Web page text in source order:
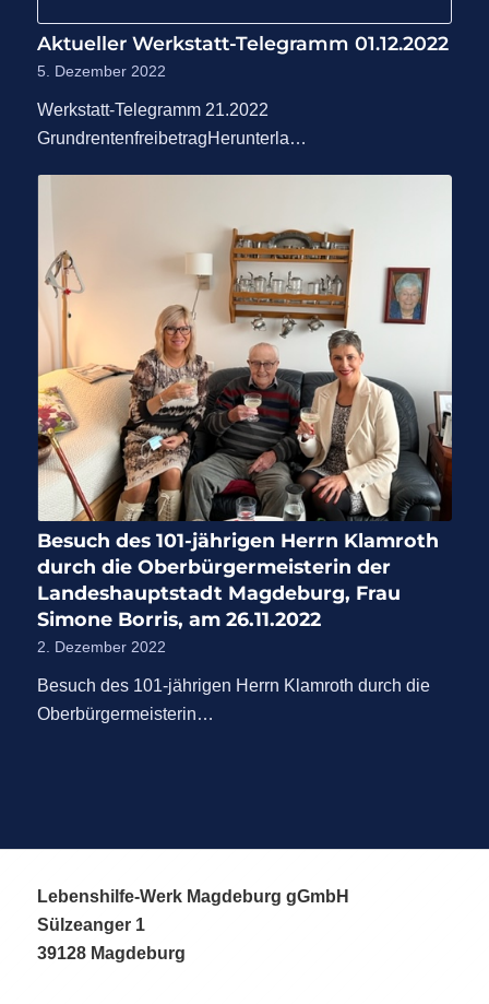
Aktueller Werkstatt-Telegramm 01.12.2022
5. Dezember 2022
Werkstatt-Telegramm 21.2022
GrundrentenfreibetragHerunterla…
Besuch des 101-jährigen Herrn Klamroth
durch die Oberbürgermeisterin der
Landeshauptstadt Magdeburg, Frau
Simone Borris, am 26.11.2022
2. Dezember 2022
Besuch des 101-jährigen Herrn Klamroth durch die
Oberbürgermeisterin…
Lebenshilfe-Werk Magdeburg gGmbH
Sülzeanger 1
39128 Magdeburg